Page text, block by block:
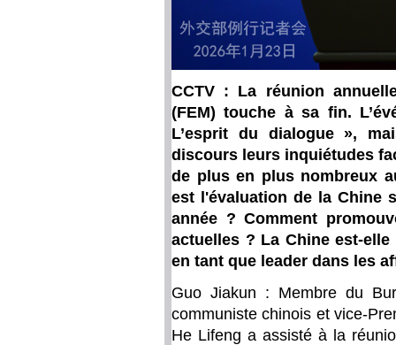
CCTV : La réunion
(FEM) touche à sa fin.
L’esprit du dialogue »,
discours leurs inquiétudes
de plus en plus nombreux
est l'évaluation de la Chine
année ? Comment
actuelles ? La Chine est-
en tant que leader dans les
Guo Jiakun : Membre du
communiste chinois et vice-
He Lifeng a assisté à la